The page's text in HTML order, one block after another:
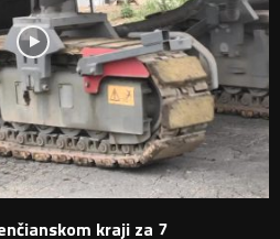
kraji za 7